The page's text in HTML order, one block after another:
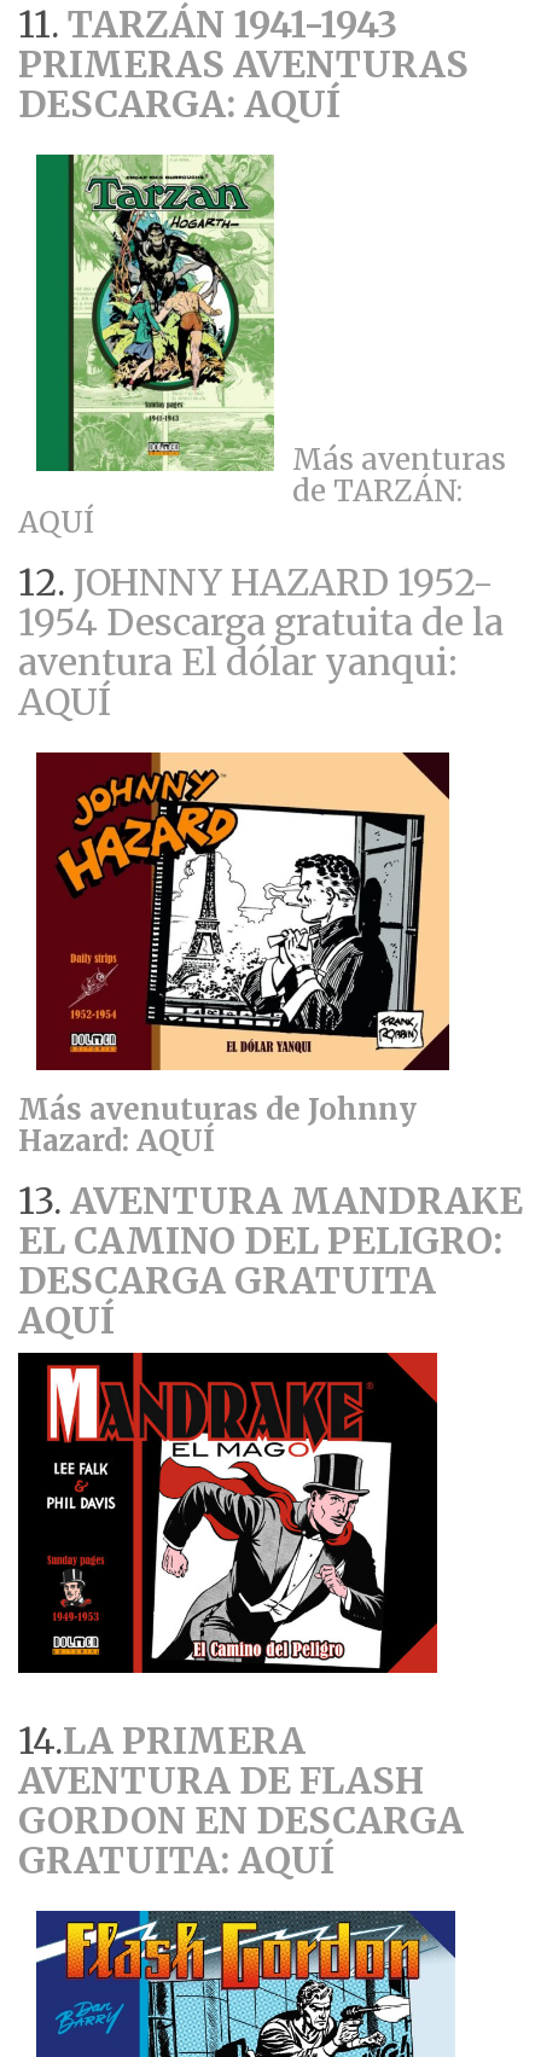
11. TARZÁN 1941-1943
PRIMERAS AVENTURAS
DESCARGA: AQUÍ
Más aventuras
de TARZÁN:
AQUÍ
12. JOHNNY HAZARD 1952-
1954 Descarga gratuita de la
aventura El dólar yanqui:
AQUÍ
Más avenuturas de Johnny
Hazard: AQUÍ
13. AVENTURA MANDRAKE
EL CAMINO DEL PELIGRO:
DESCARGA GRATUITA
AQUÍ
14.LA PRIMERA
AVENTURA DE FLASH
GORDON EN DESCARGA
GRATUITA: AQUÍ